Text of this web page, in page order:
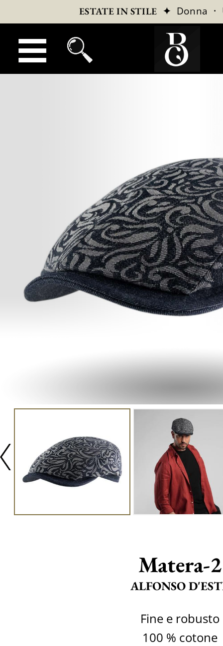
ESTATE IN STILE ✦ Donna ·
Matera-2
ALFONSO
Fine e robusto
100 % cotone